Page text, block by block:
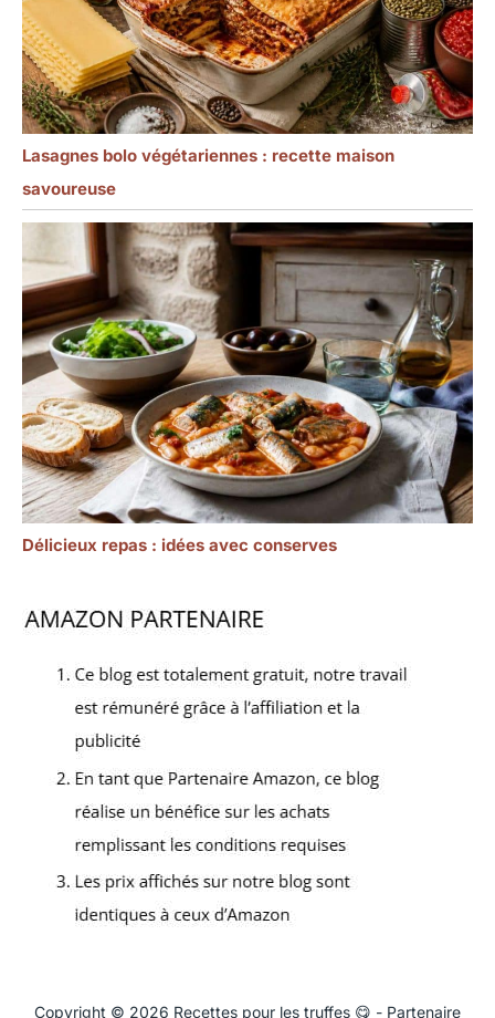
Lasagnes bolo végétariennes : recette maison
savoureuse
Délicieux repas : idées avec conserves
Copyright © 2026 Recettes pour les truffes 😋 - Partenaire